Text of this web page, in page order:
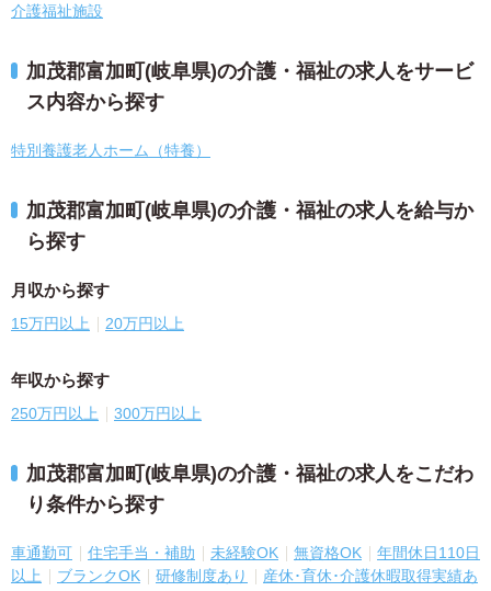
介護福祉施設
加茂郡富加町(岐阜県)の介護・福祉の求人をサービ
ス内容から探す
特別養護老人ホーム（特養）
加茂郡富加町(岐阜県)の介護・福祉の求人を給与か
ら探す
月収から探す
15万円以上 20万円以上
年収から探す
250万円以上 300万円以上
加茂郡富加町(岐阜県)の介護・福祉の求人をこだわ
り条件から探す
車通勤可 住宅手当・補助 未経験OK 無資格OK
年間休日110日
以上
ブランクOK 研修制度あり
産休･育休･介護休暇取得実績あ